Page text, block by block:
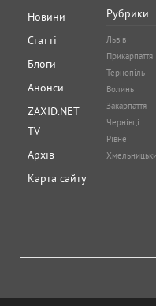
Новини
Статті
Блоги
Анонси
ZAXID.NET
TV
Архів
Карта сайту
Рубрики
Львів
Прикарпаття
Тернопіль
Волинь
Закарпаття
Чернівці
Рівне